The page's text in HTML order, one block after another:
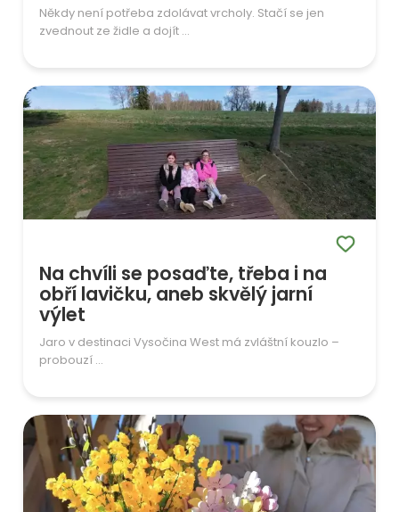
Někdy není potřeba zdolávat vrcholy. Stačí se jen
zvednout ze židle a dojít ...
Na chvíli se posaďte, třeba i na
obří lavičku, aneb skvělý jarní
výlet
Jaro v destinaci Vysočina West má zvláštní kouzlo –
probouzí ...